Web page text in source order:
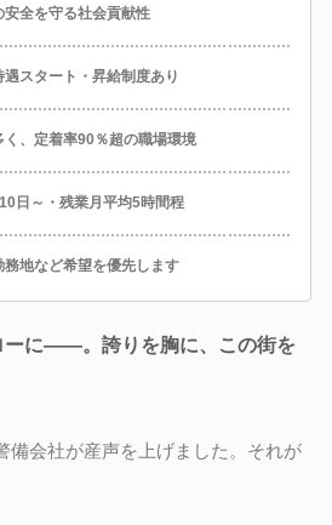
安全を守る社会貢献性
遇スタート・昇給制度あり
く、定着率90％超の職場環境
日～・残業月平均5時間程
務地など希望を優先します
ーに――。誇りを胸に、この街を
備会社が産声を上げました。それが